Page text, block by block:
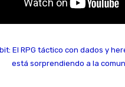
El RPG táctico con dados y
está sorprendiendo a la